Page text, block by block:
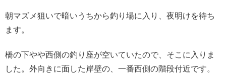
朝マズメ狙いで暗いうちから釣り場に入り、夜明けを待ち
ます。
橋の下やや西側の釣り座が空いていたので、そこに入りま
した。外向きに面した岸壁の、一番西側の階段付近です。